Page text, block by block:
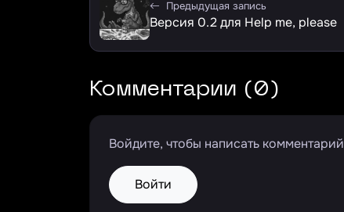
Предыдущая запись
Версия 0.2 для Help me, please
Комментарии (0)
Войдите, чтобы написать комментарий
Войти